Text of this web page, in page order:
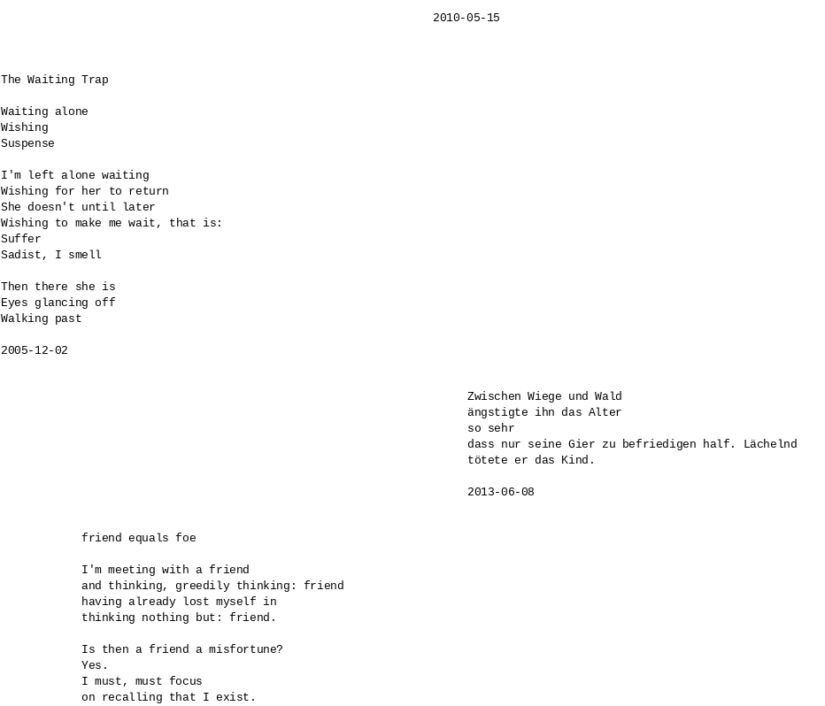
2010-05-15
The Waiting Trap
Waiting alone
Wishing
Suspense
I'm left alone waiting
Wishing for her to return
She doesn't until later
Wishing to make me wait, that is:
Suffer
Sadist, I smell
Then there she is
Eyes glancing off
Walking past
Zwischen Wiege und Wald
ängstigte ihn das Alter
so sehr
dass nur seine Gier zu befriedigen half. Lächelnd
tötete er das Kind.
friend equals foe
I'm meeting with a friend
and thinking, greedily thinking: friend
having already lost myself in
thinking nothing but: friend.
Is then a friend a misfortune?
Yes.
I must, must focus
on recalling that I exist.